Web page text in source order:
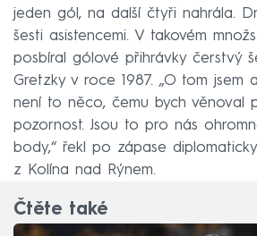
jeden gól, na další čtyři nahrála.
šesti asistencemi. V takovém
posbíral gólové přihrávky čerstvý
Gretzky v roce 1987. „O tom jsem
není to něco, čemu bych věnoval
pozornost. Jsou to pro nás
body,“ řekl po zápase
z Kolína nad Rýnem.
Čtěte také